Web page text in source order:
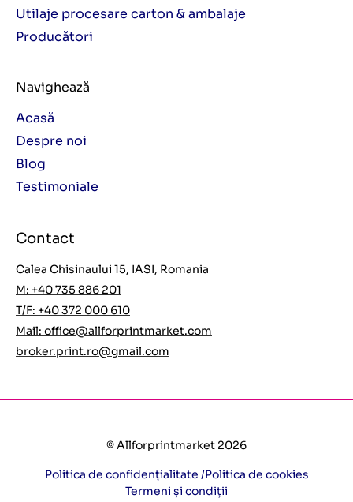
Utilaje procesare carton & ambalaje
Producători
Navighează
Acasă
Despre noi
Blog
Testimoniale
Contact
Calea Chisinaului 15, IASI, Romania
M: +40 735 886 201
T/F: +40 372 000 610
Mail: office@allforprintmarket.com
broker.print.ro@gmail.com
© Allforprintmarket 2026
Politica de confidențialitate /Politica de cookies
Termeni și condiții